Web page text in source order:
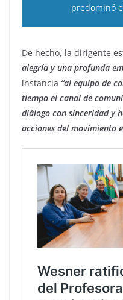
predominó
De hecho, la dirigente
alegría y una profunda
instancia “al equipo de
tiempo el canal de
diálogo con sinceridad y
acciones del movimiento